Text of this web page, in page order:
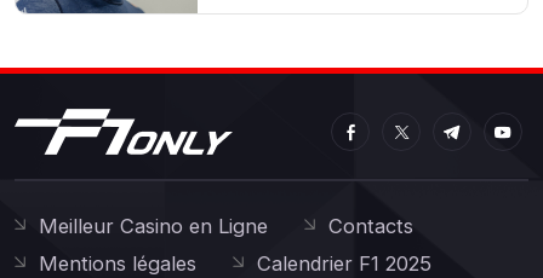
Meilleur Casino en Ligne
Contacts
Mentions légales
Calendrier F1 2025